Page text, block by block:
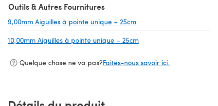
Outils & Autres Fournitures
9,00mm Aiguilles à pointe unique – 25cm
10,00mm Aiguilles à pointe unique – 25cm
Quelque chose ne va pas?Faites-nous savoir ici.